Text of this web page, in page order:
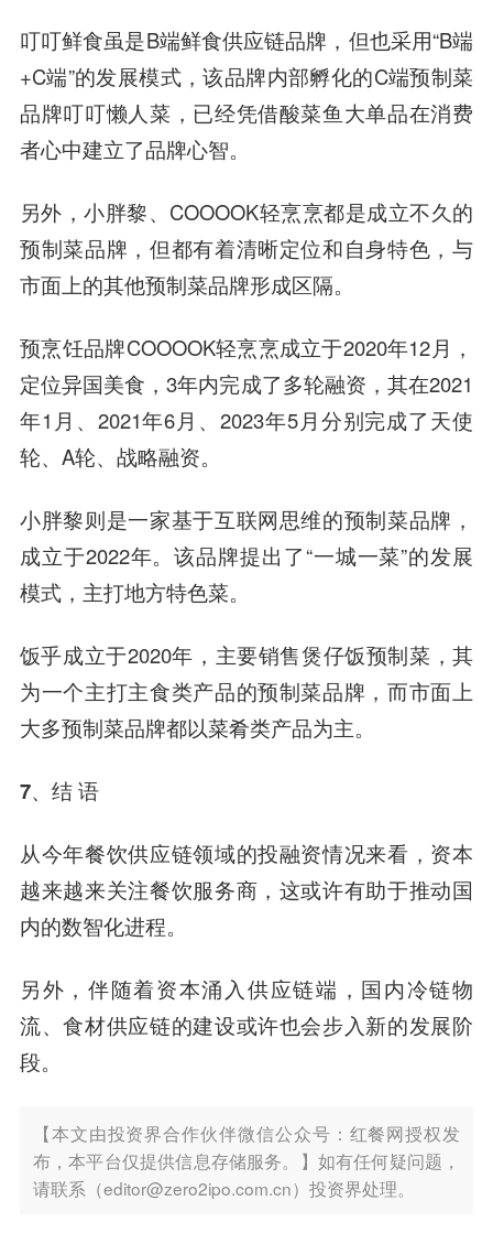
叮叮鲜食虽是B端鲜食供应链品牌，但也采用“B端
+C端”的发展模式，该品牌内部孵化的C端预制菜
品牌叮叮懒人菜，已经凭借酸菜鱼大单品在消费
者心中建立了品牌心智。
另外，小胖黎、COOOOK轻烹烹都是成立不久的
预制菜品牌，但都有着清晰定位和自身特色，与
市面上的其他预制菜品牌形成区隔。
预烹饪品牌COOOOK轻烹烹成立于2020年12月，
定位异国美食，3年内完成了多轮融资，其在2021
年1月、2021年6月、2023年5月分别完成了天使
轮、A轮、战略融资。
小胖黎则是一家基于互联网思维的预制菜品牌，
成立于2022年。该品牌提出了“一城一菜”的发展
模式，主打地方特色菜。
饭乎成立于2020年，主要销售煲仔饭预制菜，其
为一个主打主食类产品的预制菜品牌，而市面上
大多预制菜品牌都以菜肴类产品为主。
7、结 语
从今年餐饮供应链领域的投融资情况来看，资本
越来越来关注餐饮服务商，这或许有助于推动国
内的数智化进程。
另外，伴随着资本涌入供应链端，国内冷链物
流、食材供应链的建设或许也会步入新的发展阶
段。
【本文由投资界合作伙伴微信公众号：红餐网授权发
布，本平台仅提供信息存储服务。】如有任何疑问题，
请联系（editor@zero2ipo.com.cn）投资界处理。